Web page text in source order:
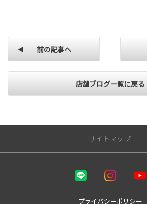
前の記事へ
店舗ブログ一覧に戻る
サイトマップ
トップページ | 鳥取でトヨタ車なら鳥取トヨ
鳥取トヨペットってどんな会社？
プライバシーポリシー